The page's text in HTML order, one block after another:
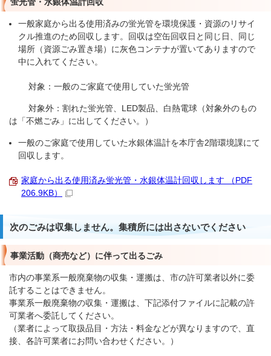
蛍光管・水銀体温計回収
一般家庭から出る使用済みの蛍光管を環境保護・資源のリサイ
クル推進のため回収します。回収は空缶回収日と同じ日、同じ
場所（資源ごみ置き場）に灰色コンテナが置いてありますので
中に入れてください。
対象：一般のご家庭で使用していた蛍光管
対象外：割れた蛍光管、LED製品、白熱電球（対象外のもの
は「不燃ごみ」に出してください。）
一般のご家庭で使用していた水銀体温計を本庁舎2階環境課にて
回収します。
家庭から出る使用済み蛍光管・水銀体温計回収します （PDF
206.9KB）
次のごみは収集しません。集積所には出さないでください
事業活動（商売など）に伴って出るごみ
市内の事業系一般廃棄物の収集・運搬は、市の許可業者以外に委
託することはできません。
事業系一般廃棄物の収集・運搬は、下記添付ファイルに記載の許
可業者へ委託してください。
（業者によって取扱品目・方法・料金などが異なりますので、直
接、各許可業者にお問い合わせください。）